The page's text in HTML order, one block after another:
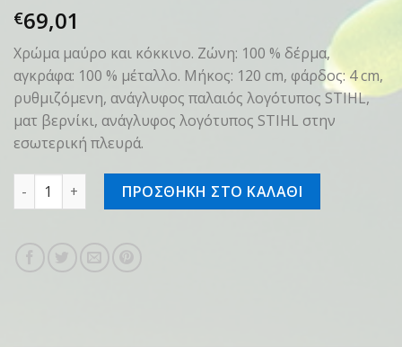
€69,01
Χρώμα μαύρο και κόκκινο. Ζώνη: 100 % δέρμα,
αγκράφα: 100 % μέταλλο. Μήκος: 120 cm, φάρδος: 4 cm,
ρυθμιζόμενη, ανάγλυφος παλαιός λογότυπος STIHL,
ματ βερνίκι, ανάγλυφος λογότυπος STIHL στην
εσωτερική πλευρά.
Ζώνη ποσότητα ΠΡΟΣΘΗΚΗ ΣΤΟ ΚΑΛΑΘΙ